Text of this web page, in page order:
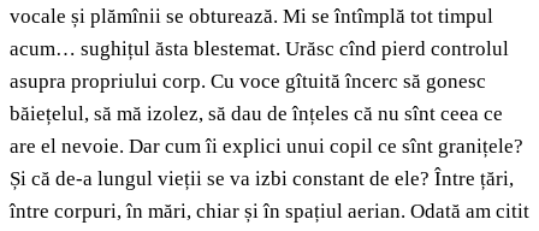
vocale și plămînii se obturează. Mi se întîmplă tot timpul
acum… sughițul ăsta blestemat. Urăsc cînd pierd controlul
asupra propriului corp. Cu voce gîtuită încerc să gonesc
băiețelul, să mă izolez, să dau de înțeles că nu sînt ceea ce
are el nevoie. Dar cum îi explici unui copil ce sînt granițele?
Și că de-a lungul vieții se va izbi constant de ele? Între țări,
între corpuri, în mări, chiar și în spațiul aerian. Odată am citit